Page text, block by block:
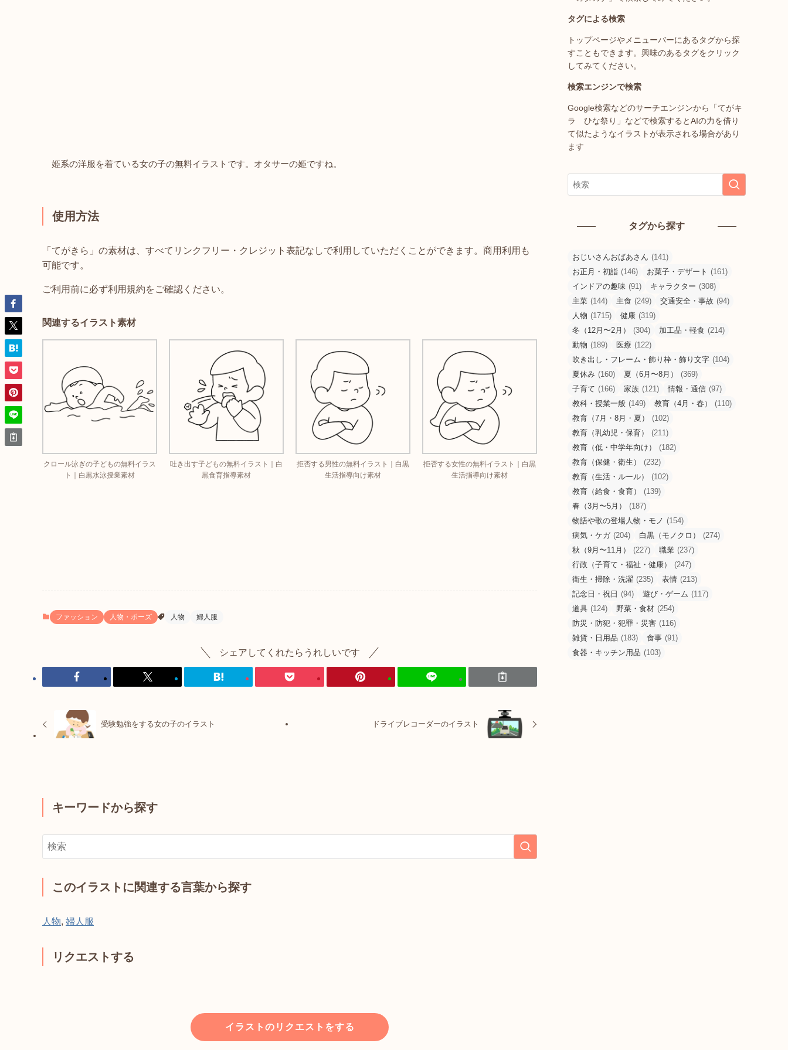
姫系の洋服を着ている女の子の無料イラストです。オタサーの姫ですね。
使用方法
「てがきら」の素材は、すべてリンクフリー・クレジット表記なしで利用していただくことができます。商用利用も
可能です。
ご利用前に必ず利用規約をご確認ください。
関連するイラスト素材
クロール泳ぎの子どもの無料イラス
ト｜白黒水泳授業素材
吐き出す子どもの無料イラスト｜白
黒食育指導素材
拒否する男性の無料イラスト｜白黒
生活指導向け素材
拒否する女性の無料イラスト｜白黒
生活指導向け素材
ファッション 人物・ポーズ 人物 婦人服
シェアしてくれたらうれしいです
受験勉強をする女の子のイラスト ドライブレコーダーのイラスト
キーワードから探す
このイラストに関連する言葉から探す
人物, 婦人服
リクエストする
イラストのリクエストをする
タグによる検索
トップページやメニューバーにあるタグから探
すこともできます。興味のあるタグをクリック
してみてください。
検索エンジンで検索
Google検索などのサーチエンジンから「てがキ
ラ ひな祭り」などで検索するとAIの力を借り
て似たようなイラストが表示される場合があり
ます
タグから探す
おじいさんおばあさん (141)
お正月・初詣 (146) お菓子・デザート (161)
インドアの趣味 (91) キャラクター (308)
主菜 (144) 主食 (249) 交通安全・事故 (94)
人物 (1715) 健康 (319)
冬（12月〜2月）
(304) 加工品・軽食 (214)
動物 (189) 医療 (122)
吹き出し・フレーム・飾り枠・飾り文字 (104)
夏休み (160) 夏（6月〜8月）
(369)
子育て (166) 家族 (121) 情報・通信 (97)
教科・授業一般 (149) 教育（4月・春）
(110)
教育（7月・8月・夏）
(102)
教育（乳幼児・保育）
(211)
教育（低・中学年向け）
(182)
教育（保健・衛生）
(232)
教育（生活・ルール）
(102)
教育（給食・食育）
(139)
春（3月〜5月）
(187)
物語や歌の登場人物・モノ (154)
病気・ケガ (204) 白黒（モノクロ）
(274)
秋（9月〜11月）
(227) 職業 (237)
行政（子育て・福祉・健康）
(247)
衛生・掃除・洗濯 (235) 表情 (213)
記念日・祝日 (94) 遊び・ゲーム (117)
道具 (124) 野菜・食材 (254)
防災・防犯・犯罪・災害 (116)
雑貨・日用品 (183) 食事 (91)
食器・キッチン用品 (103)